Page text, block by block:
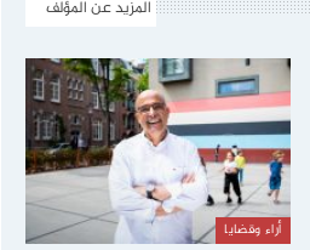
المزيد عن المؤلف
أراء وقضايا